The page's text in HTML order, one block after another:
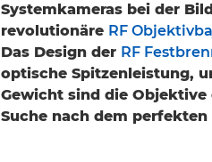
Systemkameras bei der
revolutionäre RF
Das Design der RF
optische Spitzenleistung,
Gewicht sind die
Suche nach dem